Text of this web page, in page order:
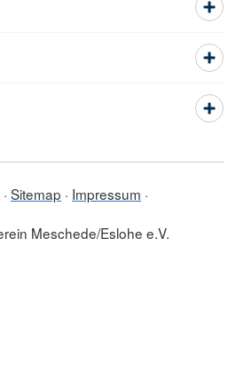
Sitemap
Impressum
Meschede/Eslohe e.V.